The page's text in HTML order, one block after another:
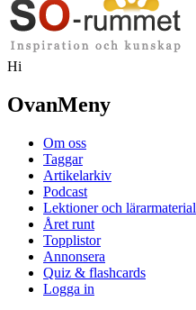
Hi
OvanMeny
Om oss
Taggar
Artikelarkiv
Podcast
Lektioner och lärarmaterial
Året runt
Topplistor
Annonsera
Quiz & flashcards
Logga in